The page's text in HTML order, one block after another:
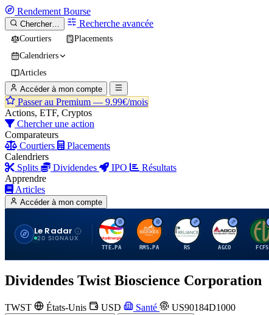
Rendement Bourse
Chercher… Recherche avancée
Courtiers
Placements
Calendriers
Articles
Accéder à mon compte
Passer au Premium — 9.99€/mois
Actions, ETF, Cryptos
Chercher une action
Comparateurs
Courtiers
Placements
Calendriers
Splits
Dividendes IPO
Résultats
Apprendre
Articles
Accéder à mon compte
Le Radar
20 SIGNAUX
T
TTE.PA
H
RMS.PA
R
RS
A
AGCO
F
FCFS
Dividendes Twist Bioscience Corporation
TWST États-Unis USD Santé US90184D1000